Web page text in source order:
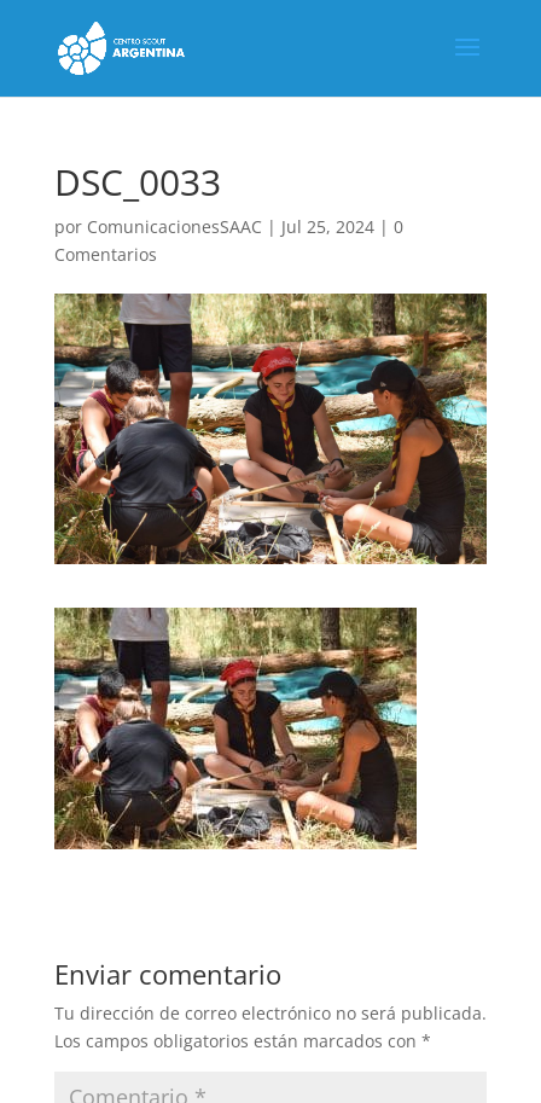
DSC_0033
por ComunicacionesSAAC | Jul 25, 2024| 0
Comentarios
Enviar comentario
Tu dirección de correo electrónico no será publicada.
Los campos obligatorios están marcados con *